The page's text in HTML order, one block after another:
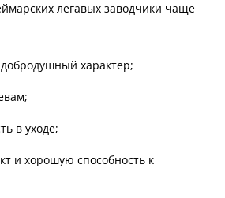
легавых заводчики чаще
характер;
в уходе;
и хорошую способность к